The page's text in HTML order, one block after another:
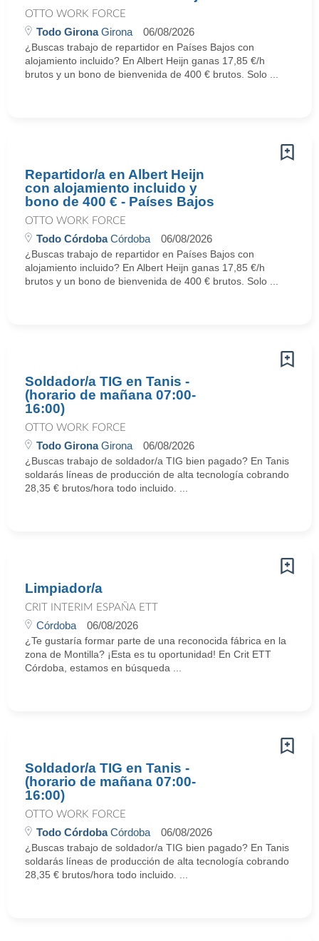
OTTO WORK FORCE
Todo GironaGirona 06/08/2026
¿Buscas trabajo de repartidor en Países Bajos con
alojamiento incluido? En Albert Heijn ganas 17,85 €/h
brutos y un bono de bienvenida de 400 € brutos. Solo ...
Repartidor/a en Albert Heijn
con alojamiento incluido y
bono de 400 € - Países Bajos
OTTO WORK FORCE
Todo CórdobaCórdoba 06/08/2026
¿Buscas trabajo de repartidor en Países Bajos con
alojamiento incluido? En Albert Heijn ganas 17,85 €/h
brutos y un bono de bienvenida de 400 € brutos. Solo ...
Soldador/a TIG en Tanis -
(horario de mañana 07:00-
16:00)
OTTO WORK FORCE
Todo GironaGirona 06/08/2026
¿Buscas trabajo de soldador/a TIG bien pagado? En Tanis
soldarás líneas de producción de alta tecnología cobrando
28,35 € brutos/hora todo incluido. ...
Limpiador/a
CRIT INTERIM ESPAÑA ETT
Córdoba 06/08/2026
¿Te gustaría formar parte de una reconocida fábrica en la
zona de Montilla? ¡Esta es tu oportunidad! En Crit ETT
Córdoba, estamos en búsqueda ...
Soldador/a TIG en Tanis -
(horario de mañana 07:00-
16:00)
OTTO WORK FORCE
Todo CórdobaCórdoba 06/08/2026
¿Buscas trabajo de soldador/a TIG bien pagado? En Tanis
soldarás líneas de producción de alta tecnología cobrando
28,35 € brutos/hora todo incluido. ...